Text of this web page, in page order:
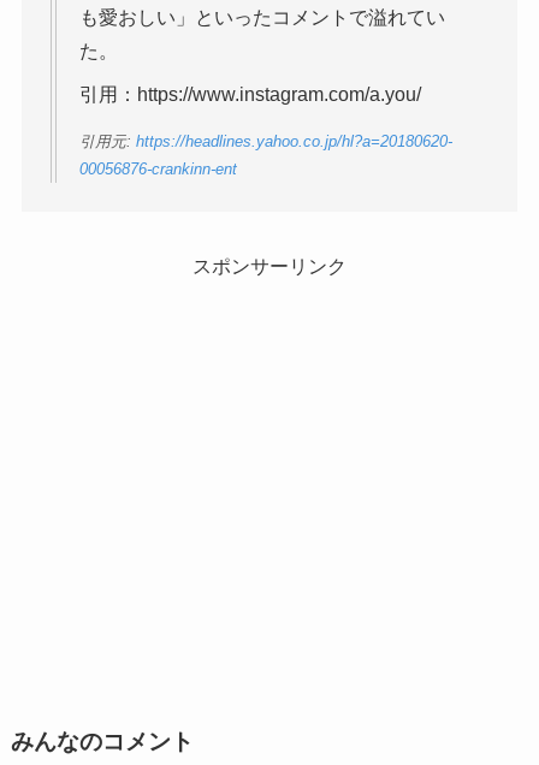
も愛おしい」といったコメントで溢れてい
た。
引用：https://www.instagram.com/a.you/
引用元: https://headlines.yahoo.co.jp/hl?a=20180620-
00056876-crankinn-ent
スポンサーリンク
みんなのコメント